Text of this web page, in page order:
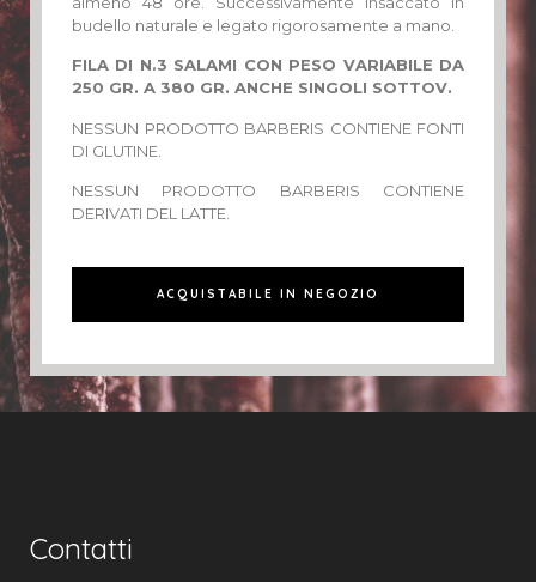
budello naturale e legato rigorosamente a mano.
FILA DI N.3 SALAMI CON PESO VARIABILE DA
250 GR. A 380 GR. ANCHE SINGOLI SOTTOV.
NESSUN PRODOTTO BARBERIS CONTIENE FONTI
DI GLUTINE.
NESSUN PRODOTTO BARBERIS CONTIENE
DERIVATI DEL LATTE.
ACQUISTABILE IN NEGOZIO
Contatti